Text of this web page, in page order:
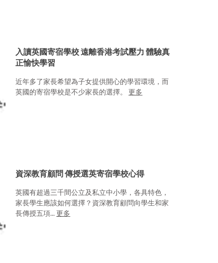
入讀英國寄宿學校 遠離香港考試壓力 體驗真
正愉快學習
近年多了家長希望為子女提供開心的學習環境，而
英國的寄宿學校是不少家長的選擇。更多
資深教育顧問 傳授選英寄宿學校心得
英國有超過三千間公立及私立中小學，各具特色，
家長學生應該如何選擇？資深教育顧問向學生和家
長傳授五項...更多